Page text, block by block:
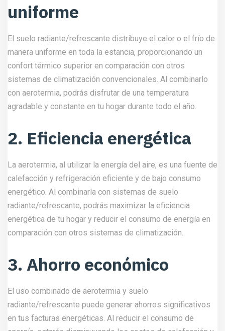
uniforme
El suelo radiante/refrescante distribuye el calor o el frío de
manera uniforme en toda la estancia, proporcionando un
confort térmico superior en comparación con otros
sistemas de climatización convencionales. Al combinarlo
con aerotermia, podrás disfrutar de una temperatura
agradable y constante en tu hogar durante todo el año.
2. Eficiencia energética
La aerotermia, al utilizar la energía del aire, es una fuente de
calefacción y refrigeración eficiente y de bajo consumo
energético. Al combinarla con sistemas de suelo
radiante/refrescante, podrás maximizar la eficiencia
energética de tu hogar y reducir el consumo de energía en
comparación con otros sistemas de climatización.
3. Ahorro económico
El uso combinado de aerotermia y suelo
radiante/refrescante puede generar ahorros significativos
en tus facturas energéticas. Al reducir el consumo de